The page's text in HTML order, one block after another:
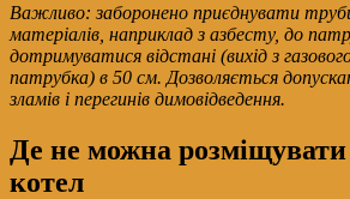
Важливо: заборонено приєднувати
матеріалів, наприклад з азбесту, до
дотримуватися відстані (вихід з
патрубка) в 50 см. Дозволяється
зламів і перегинів димовідведення.
Де не можна розміщувати
котел